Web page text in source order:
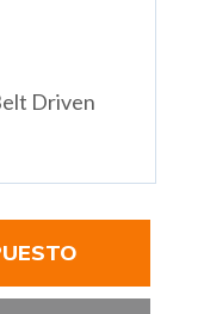
Driven